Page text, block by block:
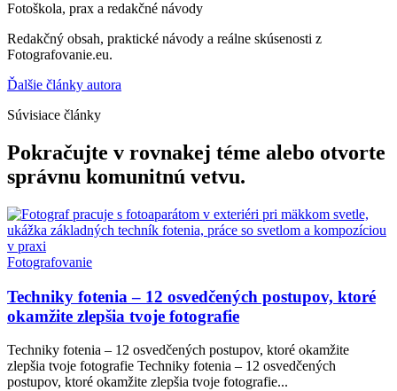
Fotoškola, prax a redakčné návody
Redakčný obsah, praktické návody a reálne skúsenosti z
Fotografovanie.eu.
Ďalšie články autora
Súvisiace články
Pokračujte v rovnakej téme alebo otvorte
správnu komunitnú vetvu.
Fotografovanie
Techniky fotenia – 12 osvedčených postupov, ktoré
okamžite zlepšia tvoje fotografie
Techniky fotenia – 12 osvedčených postupov, ktoré okamžite
zlepšia tvoje fotografie Techniky fotenia – 12 osvedčených
postupov, ktoré okamžite zlepšia tvoje fotografie...